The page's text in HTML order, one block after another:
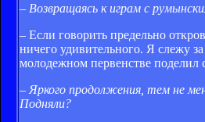
– Возвращаясь к играм с
– Если говорить предельно
ничего удивительного. Я слежу
молодежном первенстве поделил
– Яркого продолжения, тем не
Подняли?